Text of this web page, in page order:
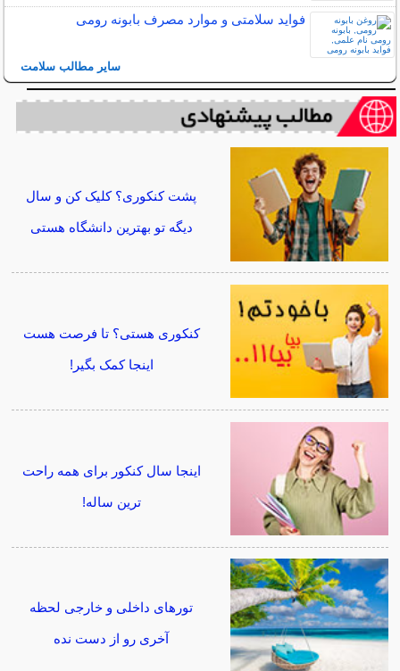
فواید سلامتی و موارد مصرف بابونه رومی
سایر مطالب سلامت
پشت کنکوری؟ کلیک کن و سال
دیگه تو بهترین دانشگاه هستی
کنکوری هستی؟ تا فرصت هست
اینجا کمک بگیر!
اینجا سال کنکور برای همه راحت
ترین ساله!
تورهای داخلی و خارجی لحظه
آخری رو از دست نده